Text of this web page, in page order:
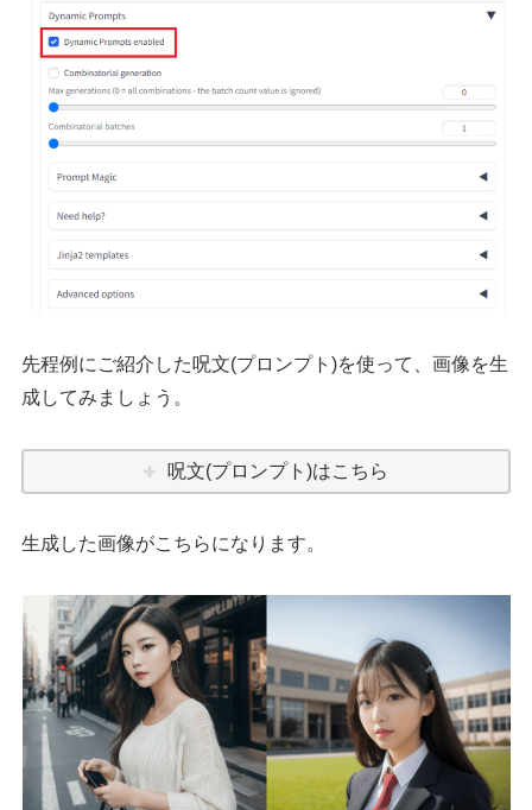
先程例にご紹介した呪文(プロンプト)を使って、画像を生
成してみましょう。
呪文(プロンプト)はこちら
生成した画像がこちらになります。